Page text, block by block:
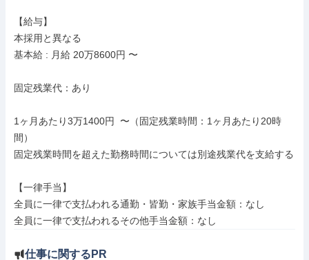
【給与】
本採用と異なる
基本給 : 月給 20万8600円 〜
固定残業代：あり
1ヶ月あたり3万1400円  〜（固定残業時間：1ヶ月あたり20時
間）
固定残業時間を超えた勤務時間については別途残業代を支給する
【一律手当】
全員に一律で支払われる通勤・皆勤・家族手当金額：なし
仕事に関するPR